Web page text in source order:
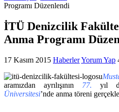
Programı Düzenlendi
İTÜ Denizcilik
Anma Programı
17 Kasım 2015 HaberlerYorum Yap
aramızdan ayrılışının 77. yıl
Üniversitesi’nde anma töreni